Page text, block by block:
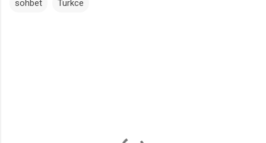
sohbet Turkce